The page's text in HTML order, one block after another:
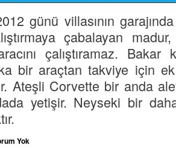
günü villasının
çabalayan
çalıştıramaz.
bir araçtan takviye için
Ateşli Corvette bir anda
yetişir. Neyseki bir
Yok